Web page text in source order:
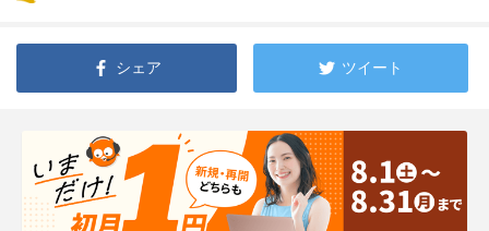
シェア ツイート